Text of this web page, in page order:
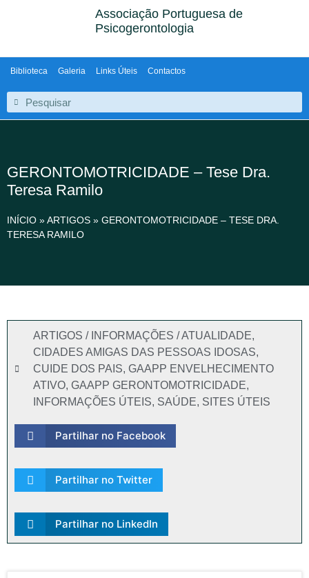
Associação Portuguesa de
Psicogerontologia
Biblioteca Galeria Links Úteis Contactos
GERONTOMOTRICIDADE – Tese Dra.
Teresa Ramilo
INÍCIO »ARTIGOS » GERONTOMOTRICIDADE – TESE DRA.
TERESA RAMILO
ARTIGOS / INFORMAÇÕES / ATUALIDADE,
CIDADES AMIGAS DAS PESSOAS IDOSAS,
CUIDE DOS PAIS, GAAPP ENVELHECIMENTO
ATIVO, GAAPP GERONTOMOTRICIDADE,
INFORMAÇÕES ÚTEIS, SAÚDE, SITES ÚTEIS
Partilhar no Facebook
Partilhar no Twitter
Partilhar no LinkedIn